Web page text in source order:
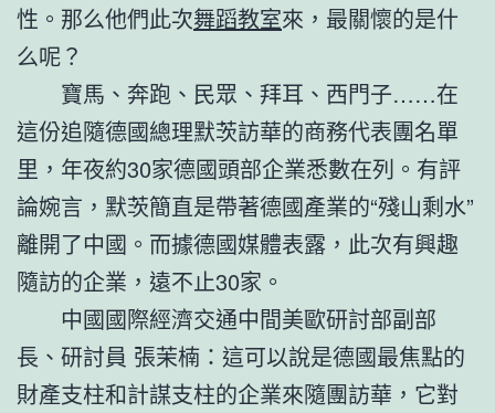
性。那么他們此次舞蹈教室來，最關懷的是什
么呢？
寶馬、奔跑、民眾、拜耳、西門子……在
這份追隨德國總理默茨訪華的商務代表團名單
里，年夜約30家德國頭部企業悉數在列。有評
論婉言，默茨簡直是帶著德國產業的“殘山剩水”
離開了中國。而據德國媒體表露，此次有興趣
隨訪的企業，遠不止30家。
中國國際經濟交通中間美歐研討部副部
長、研討員 張茉楠：這可以說是德國最焦點的
財產支柱和計謀支柱的企業來隨團訪華，它對